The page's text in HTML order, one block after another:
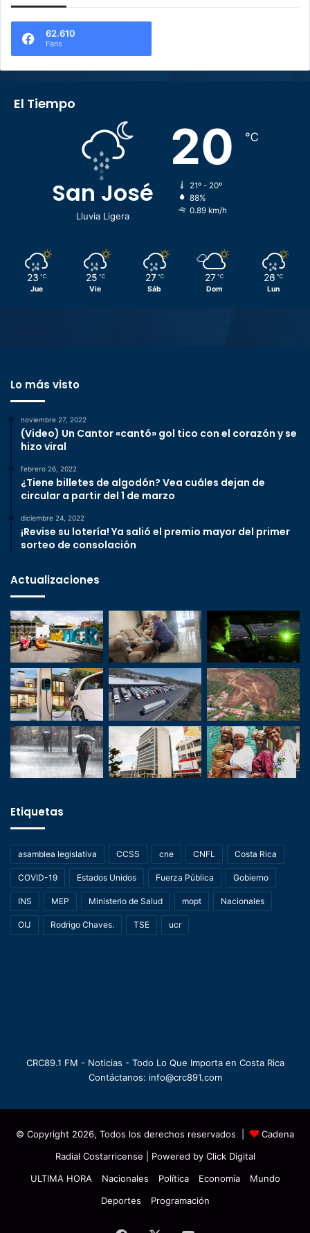
62.610
Fans
El Tiempo
San José
Lluvia Ligera
20 ℃
21º - 20º
88%
0.89 km/h
23 ℃
Jue
25 ℃
Vie
27 ℃
Sáb
27 ℃
Dom
26 ℃
Lun
Lo más visto
noviembre 27, 2022
(Video) Un Cantor «cantó» gol tico con el corazón y se
hizo viral
febrero 26, 2022
¿Tiene billetes de algodón? Vea cuáles dejan de
circular a partir del 1 de marzo
diciembre 24, 2022
¡Revise su lotería! Ya salió el premio mayor del primer
sorteo de consolación
Actualizaciones
Etiquetas
asamblea legislativa CCSS cne CNFL Costa Rica
COVID-19 Estados Unidos Fuerza Pública Gobierno
INS MEP Ministerio de Salud mopt Nacionales
OIJ Rodrigo Chaves. TSE ucr
CRC89.1 FM - Noticias - Todo Lo Que Importa en Costa Rica
Contáctanos: info@crc891.com
© Copyright 2026, Todos los derechos reservados |
Cadena
Radial Costarricense | Powered by Click Digital
ULTIMA HORA
Nacionales Política Economía
Mundo
Deportes
Programación